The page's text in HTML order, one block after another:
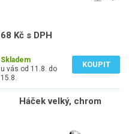
68 Kč s DPH
Skladem
u vás od 11.8. do
15.8.
KOUPIT
Háček velký, chrom